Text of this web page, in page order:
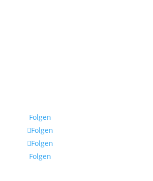
Folgen
Folgen
Folgen
Folgen